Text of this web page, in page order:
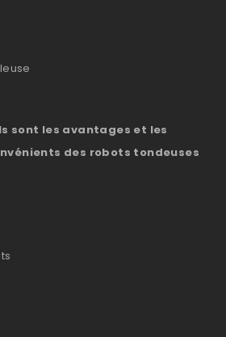
sont les avantages et les
des robots tondeuses